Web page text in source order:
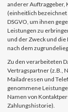
anderer Auftraggeber,
(einheitlich bezeichnet
DSGVO, um ihnen
Leistungen zu
und der Zweck und
nach dem
Zu den verarbeiteten
Vertragspartner (z.B.,
Mailadressen und
genommene
Namen von
Zahlungshistorie).